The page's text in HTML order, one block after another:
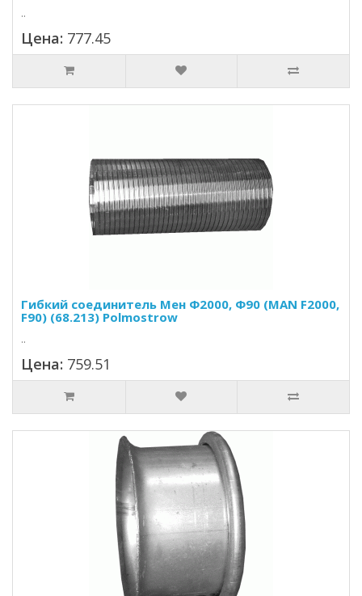
..
Цена: 777.45
Гибкий соединитель Мен Ф2000, Ф90 (MAN F2000,
F90) (68.213) Polmostrow
..
Цена: 759.51